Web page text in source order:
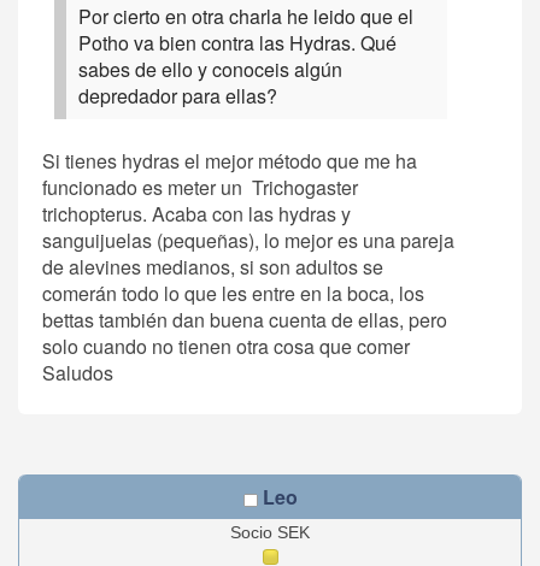
Por cierto en otra charla he leido que el
Potho va bien contra las Hydras. Qué
sabes de ello y conoceis algún
depredador para ellas?
Si tienes hydras el mejor método que me ha
funcionado es meter un Trichogaster
trichopterus. Acaba con las hydras y
sanguijuelas (pequeñas), lo mejor es una pareja
de alevines medianos, si son adultos se
comerán todo lo que les entre en la boca, los
bettas también dan buena cuenta de ellas, pero
solo cuando no tienen otra cosa que comer
Saludos
Leo
Socio SEK